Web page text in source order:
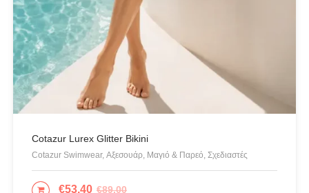
Cotazur Lurex Glitter Bikini
Cotazur Swimwear, Αξεσουάρ, Μαγιό & Παρεό, Σχεδιαστές
€89.00
€53.40
ΕΠΙΛΟΓΉ